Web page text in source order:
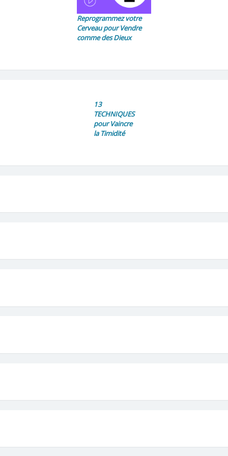
Reprogrammez votre
Cerveau pour Vendre
comme des Dieux
13
TECHNIQUES
pour Vaincre
la Timidité